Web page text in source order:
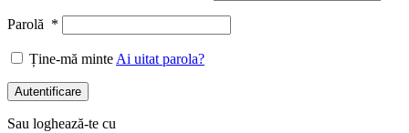
Parolă *
Ține-mă minteAi uitat parola?
Autentificare
Sau loghează-te cu